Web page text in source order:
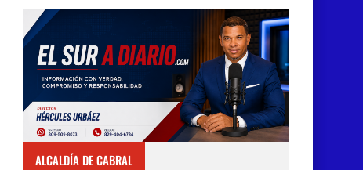
ALCALDÍA DE CABRAL